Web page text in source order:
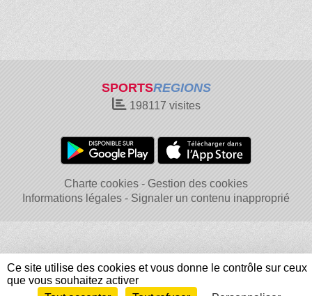
SPORTSREGIONS
198117 visites
Charte cookies
Gestion des cookies
Informations légales
Signaler un contenu inapproprié
Ce site utilise des cookies et vous donne le contrôle sur ceux
que vous souhaitez activer